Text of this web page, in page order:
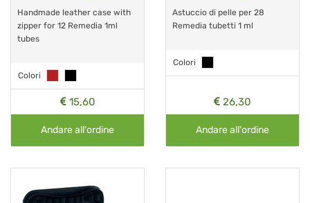
Handmade leather case with
zipper for 12 Remedia 1ml
tubes
Colori
15,60
Andare all'ordine
Astuccio di pelle per 28
Remedia tubetti 1 ml
Colori
26,30
Andare all'ordine